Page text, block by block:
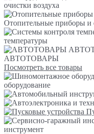
очистки воздуха
Отопительные приборы и
температуры
АВТОТОВАРЫ
Посмотреть все товары
оборудование
инструмент